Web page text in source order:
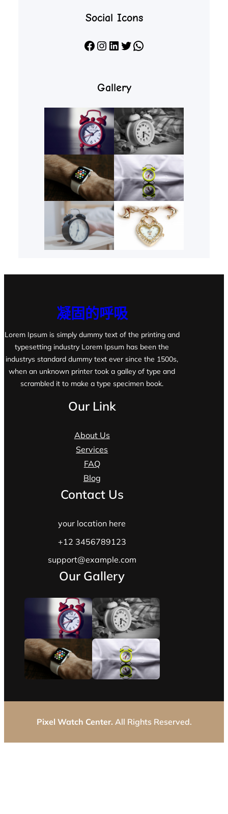
Social Icons
Facebook Instagram LinkedIn X WhatsApp
Gallery
凝固的呼吸
Lorem Ipsum is simply dummy text of the printing and
typesetting industry Lorem Ipsum has been the
industrys standard dummy text ever since the 1500s,
when an unknown printer took a galley of type and
scrambled it to make a type specimen book.
Our Link
About Us
Services
FAQ
Blog
Contact Us
your location here
+12 3456789123
support@example.com
Our Gallery
Pixel Watch Center. All Rights Reserved.